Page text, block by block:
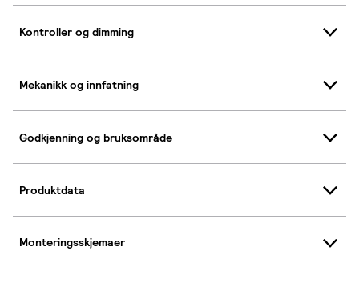
Kontroller og dimming
Mekanikk og innfatning
Godkjenning og bruksområde
Produktdata
Monteringsskjemaer